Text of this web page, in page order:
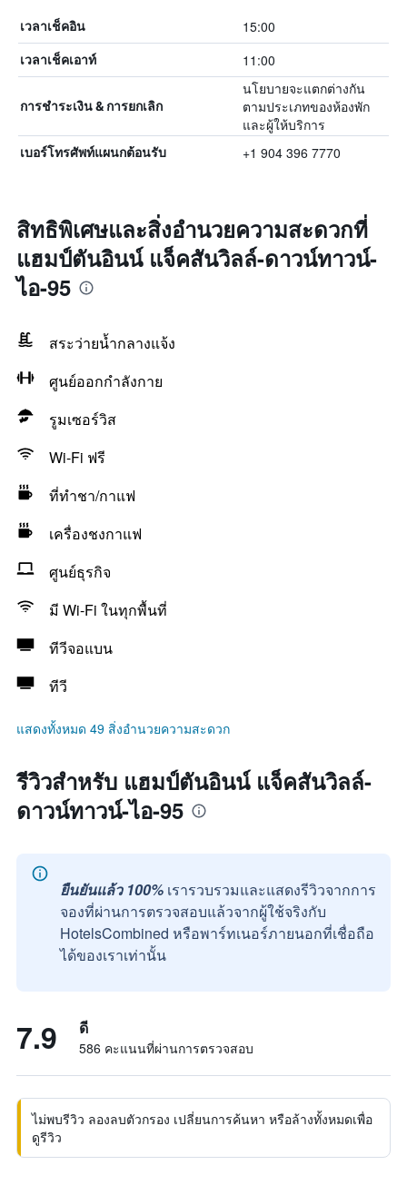
เวลาเช็คอิน 15:00
เวลาเช็คเอาท์ 11:00
การชำระเงิน & การยกเลิก
นโยบายจะแตกต่างกัน
ตามประเภทของห้องพัก
และผู้ให้บริการ
เบอร์โทรศัพท์แผนกต้อนรับ +1 904 396 7770
สิทธิพิเศษและสิ่งอำนวยความสะดวกที่
แฮมป์ตันอินน์ แจ็คสันวิลล์-ดาวน์ทาวน์-
ไอ-95
สระว่ายน้ำกลางแจ้ง
ศูนย์ออกกำลังกาย
รูมเซอร์วิส
Wi-Fi ฟรี
ที่ทำชา/กาแฟ
เครื่องชงกาแฟ
ศูนย์ธุรกิจ
มี Wi-Fi ในทุกพื้นที่
ทีวีจอแบน
ทีวี
แสดงทั้งหมด 49 สิ่งอำนวยความสะดวก
รีวิวสำหรับ แฮมป์ตันอินน์ แจ็คสันวิลล์-
ดาวน์ทาวน์-ไอ-95
ยืนยันแล้ว 100% เรารวบรวมและแสดงรีวิวจากการ
จองที่ผ่านการตรวจสอบแล้วจากผู้ใช้จริงกับ
HotelsCombined หรือพาร์ทเนอร์ภายนอกที่เชื่อถือ
ได้ของเราเท่านั้น
7.9 ดี
586 คะแนนที่ผ่านการตรวจสอบ
ไม่พบรีวิว ลองลบตัวกรอง เปลี่ยนการค้นหา หรือล้างทั้งหมดเพื่อ
ดูรีวิว